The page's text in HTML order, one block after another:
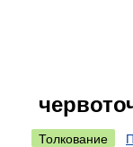
Толкование